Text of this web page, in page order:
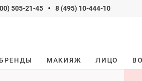
505-21-45 • 8 (495) 10-444-10
БРЕНДЫ МАКИЯЖ ЛИЦО